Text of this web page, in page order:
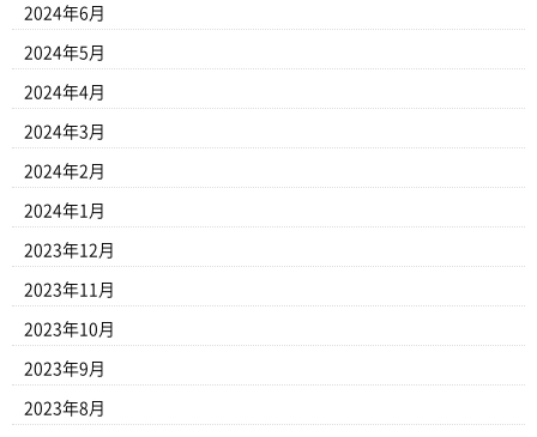
2024年6月
2024年5月
2024年4月
2024年3月
2024年2月
2024年1月
2023年12月
2023年11月
2023年10月
2023年9月
2023年8月